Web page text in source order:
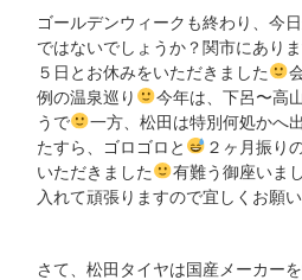
ゴールデンウィークも終わり、今
ではないでしょうか？関市にあり
５日とお休みをいただきました
例の温泉巡り
今年は、下呂〜高
うで
一方、松田は特別何処かへ
たすら、ゴロゴロと
２ヶ月振り
いただきました
有難う御座いま
入れて頑張りますので宜しくお願
さて、松田タイヤは国産メーカー